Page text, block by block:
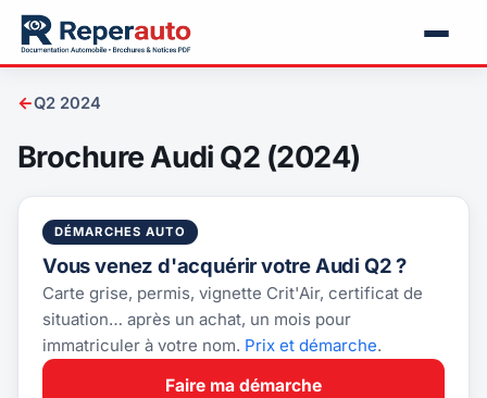
←Q2 2024
Brochure Audi Q2 (2024)
DÉMARCHES AUTO
Vous venez d'acquérir votre Audi Q2 ?
Carte grise, permis, vignette Crit'Air, certificat de
situation… après un achat, un mois pour
immatriculer à votre nom. Prix et démarche.
Faire ma démarche